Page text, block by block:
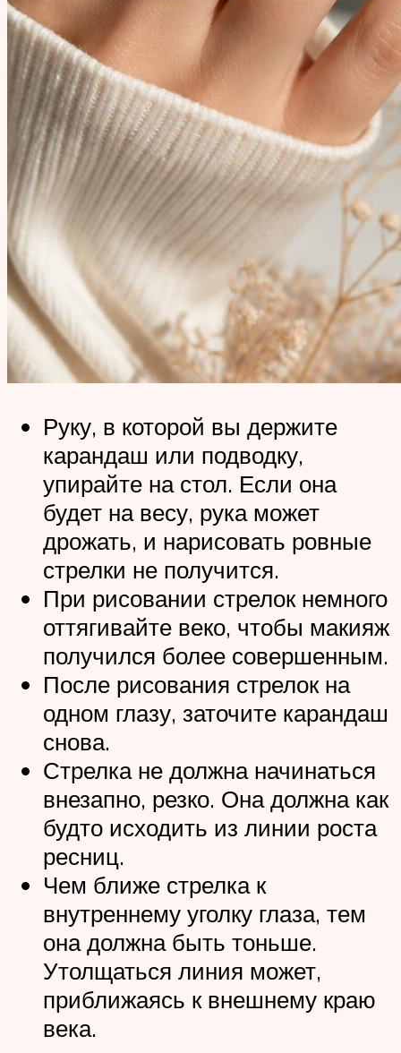
Руку, в которой вы держите
карандаш или подводку,
упирайте на стол. Если она
будет на весу, рука может
дрожать, и нарисовать ровные
стрелки не получится.
При рисовании стрелок немного
оттягивайте веко, чтобы макияж
получился более совершенным.
После рисования стрелок на
одном глазу, заточите карандаш
снова.
Стрелка не должна начинаться
внезапно, резко. Она должна как
будто исходить из линии роста
ресниц.
Чем ближе стрелка к
внутреннему уголку глаза, тем
она должна быть тоньше.
Утолщаться линия может,
приближаясь к внешнему краю
века.